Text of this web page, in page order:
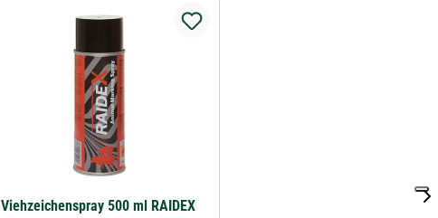
Viehzeichenspray 500 ml RAIDEX